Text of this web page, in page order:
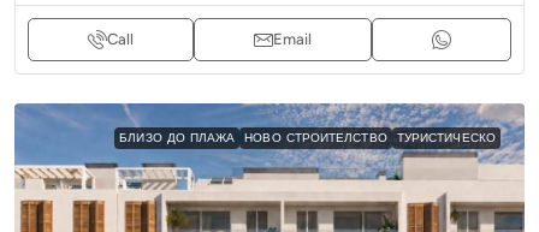
Call Email
БЛИЗО ДО ПЛАЖА НОВО СТРОИТЕЛСТВО ТУРИСТИЧЕСКО